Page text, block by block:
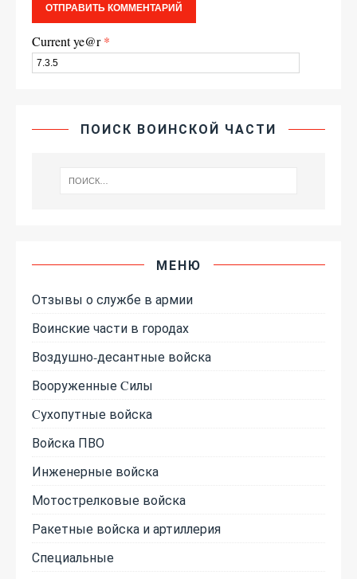
Current ye@r*
ПОИСК ВОИНСКОЙ ЧАСТИ
МЕНЮ
Отзывы о службе в армии
Воинские части в городах
Воздушно-десантные войска
Вооруженные Cилы
Cухопутные войска
Войска ПВО
Инженерные войска
Мотострелковые войска
Ракетные войска и артиллерия
Специальные